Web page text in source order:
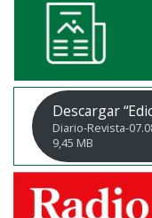
Descargar
Diario-Revista-
9,45 MB